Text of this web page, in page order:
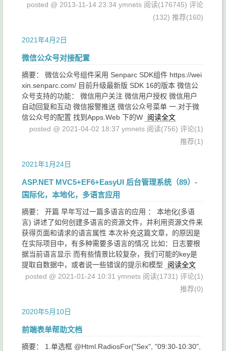
posted @ 2013-11-14 23:34 ymnets 阅读(176745) 评论
(132) 推荐(160)
2021年4月2日
微信公众号对接配置
摘要： 微信公众号组件采用 Senparc SDK组件 https://wei
xin.senparc.com/ 目前升级最新版 SDK 16的版本 微信公
众号支持的功能： 微信用户关注 微信用户授权 微信用户
自动回复和互动 微信报警推送 微信公众号菜单 一.对于微
信公众号的配置 找到Apps.Web 下的W
阅读全文
posted @ 2021-04-02 18:37 ymnets 阅读(756) 评论(1)
推荐(1)
2021年1月24日
ASP.NET MVC5+EF6+EasyUI 后台管理系统（89）-
国际化，本地化，多语言应用
摘要： 开篇 早年写过一篇多语言的应用 ： 本地化(多语
言) 讲述了如何创建多语言的资源文件，并利用资源文件来
获得页面和请求的语言属性 本次补充这篇文章，的原因是
在实际项目中，有多种需要多语言的情况 比如：日志要根
据当前语言显示 而有些情景比较复杂，我们可能的key是
提取自数据中，或者说一些错误的提示和模型
阅读全文
posted @ 2021-01-24 10:31 ymnets 阅读(1731) 评论(1)
推荐(0)
2020年5月10日
前端表单帮助文档
摘要： 1.单选框 @Html.RadiosFor("Sex", "09:30-10:30",